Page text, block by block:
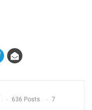
636 Posts 7